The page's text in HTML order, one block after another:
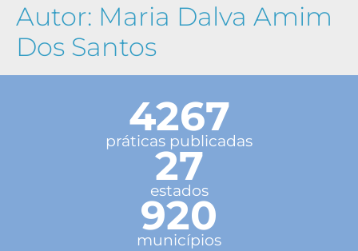
Autor: Maria Dalva Amim
Dos Santos
4267
práticas publicadas
27
estados
920
municípios